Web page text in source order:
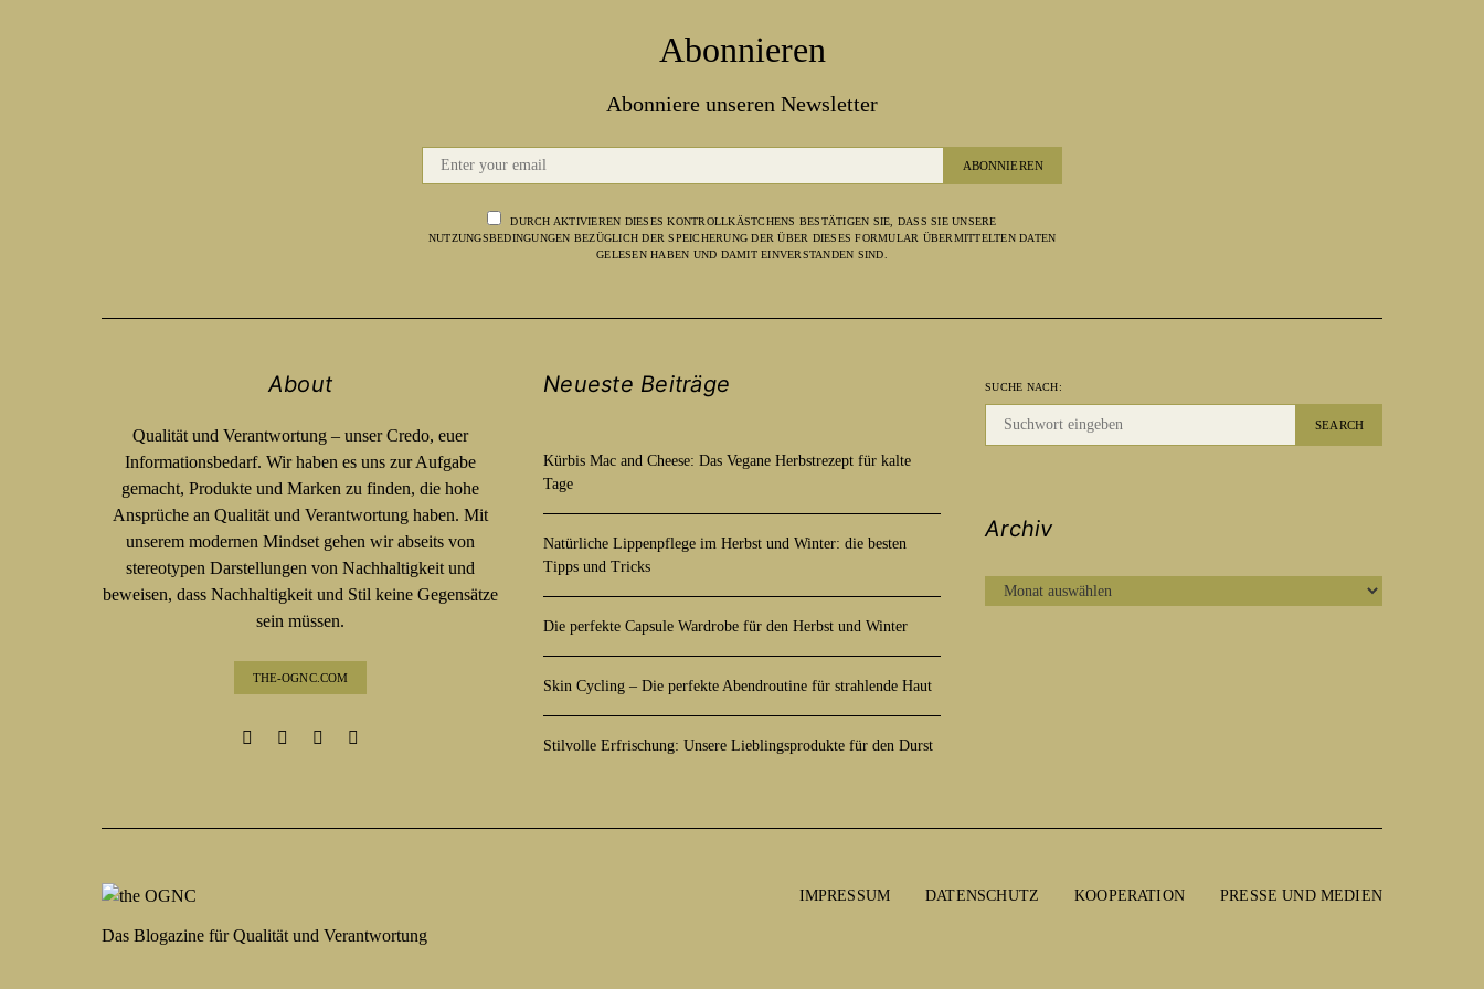
Abonnieren
Abonniere unseren Newsletter
ABONNIEREN
DURCH AKTIVIEREN DIESES KONTROLLKÄSTCHENS BESTÄTIGEN SIE, DASS SIE UNSERE
NUTZUNGSBEDINGUNGEN BEZÜGLICH DER SPEICHERUNG DER ÜBER DIESES FORMULAR ÜBERMITTELTEN DATEN
GELESEN HABEN UND DAMIT EINVERSTANDEN SIND.
About
Qualität und Verantwortung – unser Credo, euer
Informationsbedarf. Wir haben es uns zur Aufgabe
gemacht, Produkte und Marken zu finden, die hohe
Ansprüche an Qualität und Verantwortung haben. Mit
unserem modernen Mindset gehen wir abseits von
stereotypen Darstellungen von Nachhaltigkeit und
beweisen, dass Nachhaltigkeit und Stil keine Gegensätze
sein müssen.
THE-OGNC.COM
Neueste Beiträge
Kürbis Mac and Cheese: Das Vegane Herbstrezept für kalte
Tage
Natürliche Lippenpflege im Herbst und Winter: die besten
Tipps und Tricks
Die perfekte Capsule Wardrobe für den Herbst und Winter
Skin Cycling – Die perfekte Abendroutine für strahlende Haut
Stilvolle Erfrischung: Unsere Lieblingsprodukte für den Durst
SUCHE NACH:
SEARCH
Archiv
ARCHIV
IMPRESSUM DATENSCHUTZ KOOPERATION PRESSE UND MEDIEN
Das Blogazine für Qualität und Verantwortung